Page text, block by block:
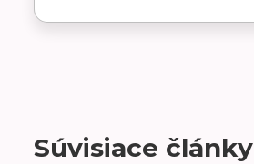
Súvisiace články